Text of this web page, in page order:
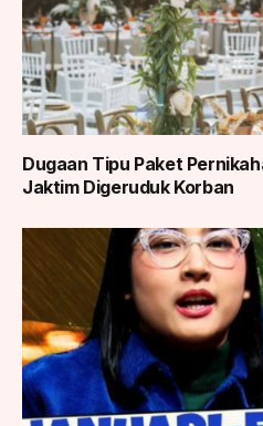
Dugaan Tipu Paket
Jaktim Digeruduk Korban